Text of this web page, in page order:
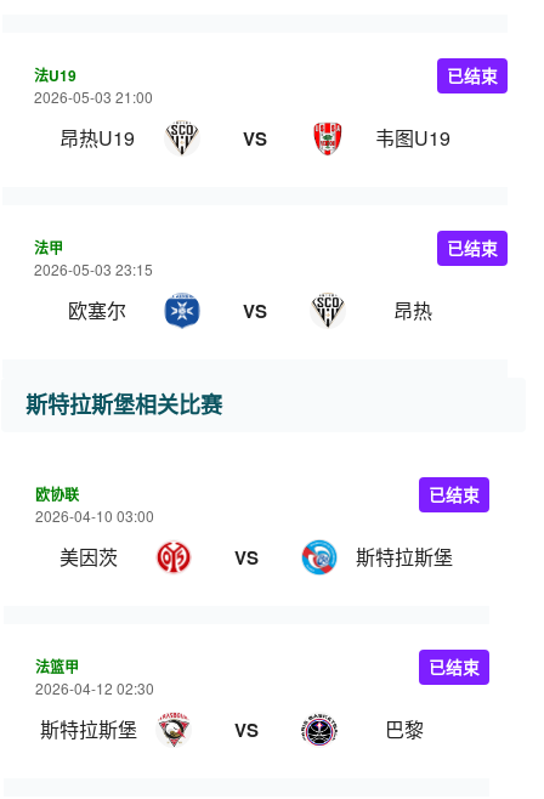
法U19
2026-05-03 21:00
昂热U19 VS 韦图U19
已结束
法甲
2026-05-03 23:15
欧塞尔 VS 昂热
已结束
斯特拉斯堡相关比赛
欧协联
2026-04-10 03:00
美因茨 VS 斯特拉斯堡
已结束
法篮甲
2026-04-12 02:30
斯特拉斯堡 VS 巴黎
已结束